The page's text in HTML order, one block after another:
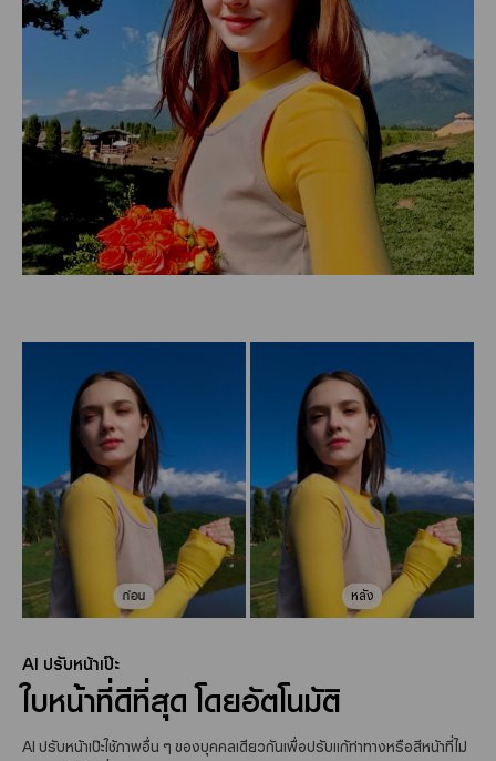
AI ปรับหน้าเป๊ะ
ใบหน้าที่ดีที่สุด โดยอัตโนมัติ
AI ปรับหน้าเป๊ะใช้ภาพอื่น ๆ ของบุคคลเดียวกันเพื่อปรับแก้ท่าทางหรือสีหน้าที่ไม่
ก่อน หลัง
ก่อน หลัง
ก่อน หลัง